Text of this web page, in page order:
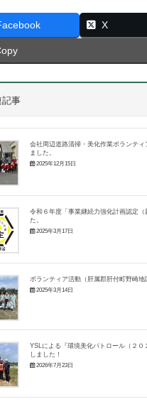
X
記事
会社周辺道路清掃・美化作業ボランティ
ました。
2025年12月15日
令和６年度「事業継続力強化計画認定（
た。
2025年3月17日
ボランティア活動（肝属郡肝付町野崎地
2025年3月14日
YSLによる『環境美化パトロール（２０
しました！
2026年7月23日